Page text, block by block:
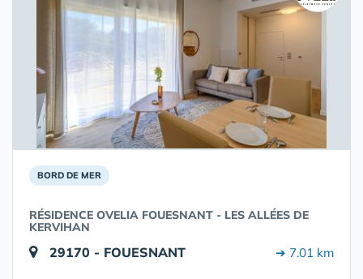
BORD DE MER
RÉSIDENCE OVELIA FOUESNANT - LES ALLÉES DE
KERVIHAN
29170 - FOUESNANT ➔ 7.01 km